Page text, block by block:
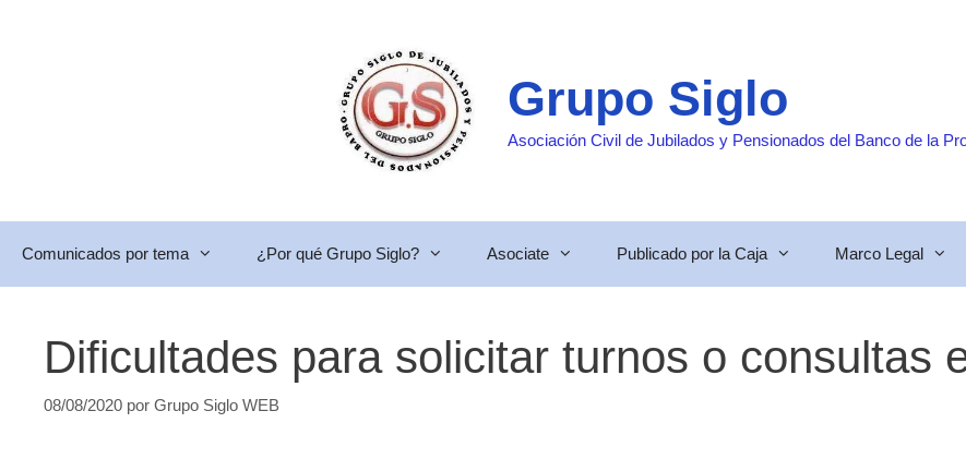
Grupo Siglo
Asociación Civil de Jubilados y Pensionados del Banco de la
Comunicados por tema ¿Por qué Grupo Siglo? Asociate Publicado por la Caja Marco Legal
Dificultades para solicitar turnos o consultas
08/08/2020 por Grupo Siglo WEB